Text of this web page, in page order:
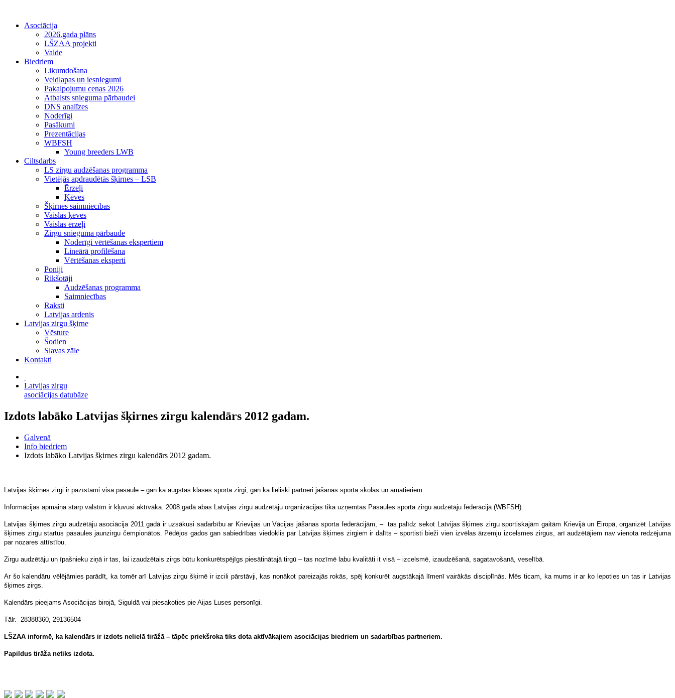
Asociācija
2026.gada plāns
LŠZAA projekti
Valde
Biedriem
Likumdošana
Veidlapas un iesniegumi
Pakalpojumu cenas 2026
Atbalsts snieguma pārbaudei
DNS analīzes
Noderīgi
Pasākumi
Prezentācijas
WBFSH
Young breeders LWB
Ciltsdarbs
LS zirgu audzēšanas programma
Vietējās apdraudētās šķirnes – LSB
Ērzeļi
Ķēves
Šķirnes saimniecības
Vaislas ķēves
Vaislas ērzeļi
Zirgu snieguma pārbaude
Noderīgi vērtēšanas ekspertiem
Lineārā profilēšana
Vērtēšanas eksperti
Poniji
Rikšotāji
Audzēšanas programma
Saimniecības
Raksti
Latvijas ardenis
Latvijas zirgu šķirne
Vēsture
Šodien
Slavas zāle
Kontakti
Latvijas zirgu
asociācijas datubāze
Izdots labāko Latvijas šķirnes zirgu kalendārs 2012 gadam.
Galvenā
Info biedriem
Izdots labāko Latvijas šķirnes zirgu kalendārs 2012 gadam.
Latvijas šķirnes zirgi ir pazīstami visā pasaulē – gan kā augstas klases sporta zirgi, gan kā lieliski partneri jāšanas sporta skolās un amatieriem.
Informācijas apmaiņa starp valstīm ir kļuvusi aktīvāka. 2008.gadā abas Latvijas zirgu audzētāju organizācijas tika uzņemtas Pasaules sporta zirgu audzētāju federācijā (WBFSH).
Latvijas šķirnes zirgu audzētāju asociācija 2011.gadā ir uzsākusi sadarbību ar Krievijas un Vācijas jāšanas sporta federācijām, – tas palīdz sekot Latvijas šķirnes zirgu sportiskajām gaitām Krievijā un Eiropā, organizēt Latvijas
šķirnes zirgu startus pasaules jaunzirgu čempionātos. Pēdējos gados gan sabiedrības viedoklis par Latvijas šķirnes zirgiem ir dalīts – sportisti bieži vien izvēlas ārzemju izcelsmes zirgus, arī audzētājiem nav vienota redzējuma
par nozares attīstību.
Zirgu audzētāju un īpašnieku ziņā ir tas, lai izaudzētais zirgs būtu konkurētspējīgs piesātinātajā tirgū – tas nozīmē labu kvalitāti it visā – izcelsmē, izaudzēšanā, sagatavošanā, veselībā.
Ar šo kalendāru vēlējāmies parādīt, ka tomēr arī Latvijas zirgu šķirnē ir izcili pārstāvji, kas nonākot pareizajās rokās, spēj konkurēt augstākajā līmenī vairākās disciplīnās. Mēs ticam, ka mums ir ar ko lepoties un tas ir Latvijas
šķirnes zirgs.
Kalendārs pieejams Asociācijas birojā, Siguldā vai piesakoties pie Aijas Luses personīgi.
Tālr. 28388360, 29136504
LŠZAA informē, ka kalendārs ir izdots nelielā tirāžā – tāpēc priekšroka tiks dota aktīvākajiem asociācijas biedriem un sadarbības partneriem.
Papildus tirāža netiks izdota.